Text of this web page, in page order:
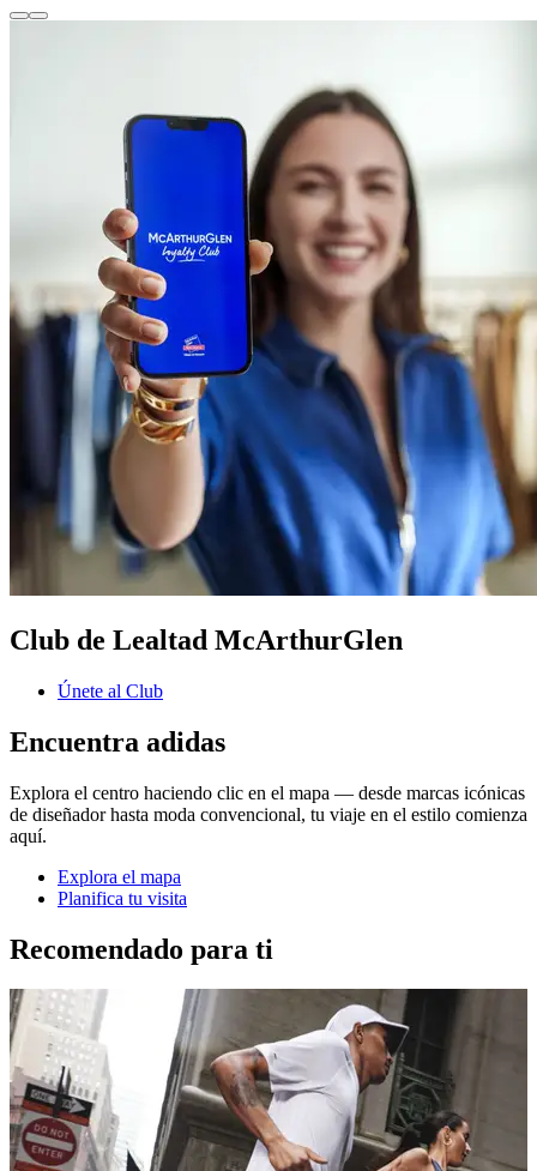
Club de Lealtad McArthurGlen
Únete al Club
Encuentra adidas
Explora el centro haciendo clic en el mapa — desde marcas icónicas
de diseñador hasta moda convencional, tu viaje en el estilo comienza
aquí.
Explora el mapa
Planifica tu visita
Recomendado para ti